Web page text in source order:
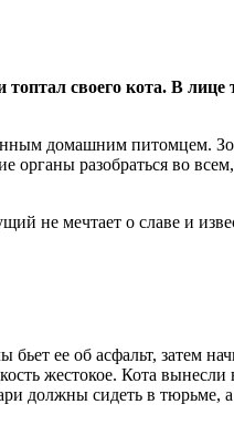
своего кота. В лице
домашним питомцем.
органы разобраться во
не мечтает о славе и
ее об асфальт, затем
жестокое. Кота вынесли
должны сидеть в тюрьме, а